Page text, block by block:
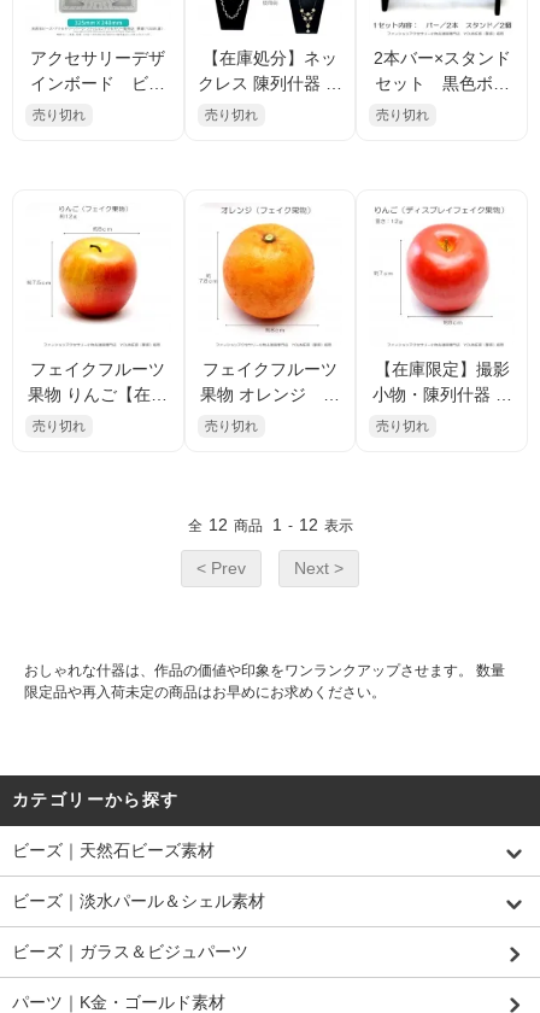
アクセサリーデザ
インボード ビー
ズデザインボー
m 【数量限定・
在庫処分】
売り切れ
【在庫処分】ネッ
クレス 陳列什器 ス
タンド 2段 折りた
売り切れ
2本バー×スタンド
セット 黒色ボア
素材 ブレスレット
4）
売り切れ
フェイクフルーツ
果物 りんご【在庫
処分】撮影小物・
売り切れ
フェイクフルーツ
果物 オレンジ 撮
影小物・陳列什
売り切れ
【在庫限定】撮影
小物・陳列什器 お
供え物フェイクフ
売り切れ
全 12 商品 1 - 12 表示
< Prev Next >
おしゃれな什器は、作品の価値や印象をワンランクアップさせます。 数量
限定品や再入荷未定の商品はお早めにお求めください。
カテゴリーから探す
ビーズ｜天然石ビーズ素材
ビーズ｜淡水パール＆シェル素材
ビーズ｜ガラス＆ビジュパーツ
パーツ｜K金・ゴールド素材